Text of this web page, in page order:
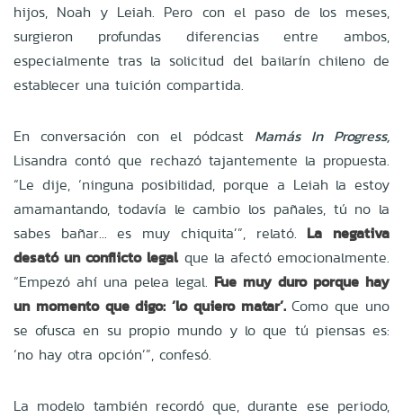
hijos, Noah y Leiah. Pero con el paso de los meses,
surgieron profundas diferencias entre ambos,
especialmente tras la solicitud del bailarín chileno de
establecer una tuición compartida.
En conversación con el pódcast Mamás In Progress,
Lisandra contó que rechazó tajantemente la propuesta.
“Le dije, ‘ninguna posibilidad, porque a Leiah la estoy
amamantando, todavía le cambio los pañales, tú no la
sabes bañar... es muy chiquita’”, relató. La negativa
desató un conflicto legal que la afectó emocionalmente.
“Empezó ahí una pelea legal. Fue muy duro porque hay
un momento que digo: ‘lo quiero matar’.Como que uno
se ofusca en su propio mundo y lo que tú piensas es:
‘no hay otra opción’”, confesó.
La modelo también recordó que, durante ese periodo,